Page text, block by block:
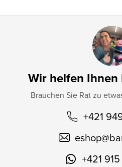
Wir helfen Ihnen
Brauchen Sie Rat zu
+421
eshop@
+421